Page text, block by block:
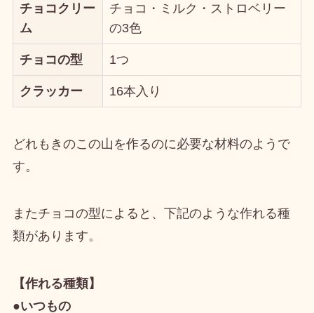
チョコクリー
ム
チョコ・ミルク・ストロベリー
の3色
チョコの型 1つ
クラッカー 16本入り
どれも きのこの山を作るのに必要な材料のようで
す。
またチョコの型によると、下記のような作れる種
類があります。
【作れる種類】
●いつもの